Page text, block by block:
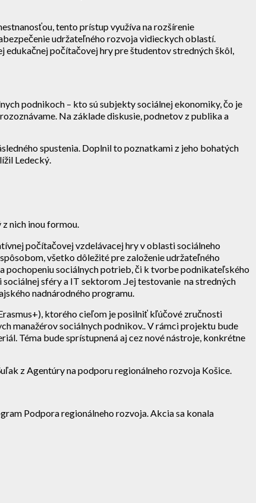
tento prístup využíva na rozšírenie
udržateľného rozvoja vidieckych oblastí.
počítačovej hry pre študentov stredných škôl,
podnikoch – kto sú subjekty sociálnej ekonomiky, čo je
Na základe diskusie, podnetov z publika a
spustenia. Doplnil to poznatkami z jeho bohatých
Ledecký.
nich inou formou.
počítačovej vzdelávacej hry v oblasti sociálneho
všetko dôležité pre založenie udržateľného
pochopeniu sociálnych potrieb, či k tvorbe podnikateľského
sféry a IT sektorom .Jej testovanie na stredných
nadnárodného programu.
ktorého cieľom je posilniť kľúčové zručnosti
manažérov sociálnych podnikov.. V rámci projektu bude
Téma bude sprístupnená aj cez nové nástroje, konkrétne
z Agentúry na podporu regionálneho rozvoja Košice.
Podpora regionálneho rozvoja. Akcia sa konala